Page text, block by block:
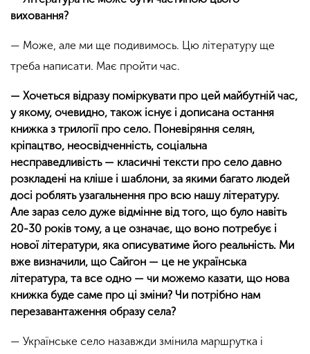
виховання?
— Може, але ми ще подивимось. Цю літературу ще
треба написати. Має пройти час.
— Хочеться відразу поміркувати про цей майбутній час,
у якому, очевидно, також існує і дописана остання
книжка з трилогії про село. Поневіряння селян,
кріпацтво, неосвідченність, соціальна
несправедливість — класичні тексти про село давно
розкладені на кліше і шаблони, за якими багато людей
досі роблять узагальнення про всю нашу літературу.
Але зараз село дуже відмінне від того, що було навіть
20-30 років тому, а це означає, що воно потребує і
нової літератури, яка описуватиме його реальність. Ми
вже визначили, що Сайгон — це не українська
література, та все одно — чи можемо казати, що нова
книжка буде саме про ці зміни? Чи потрібно нам
перезавантаження образу села?
— Українське село назавжди змінила маршрутка і